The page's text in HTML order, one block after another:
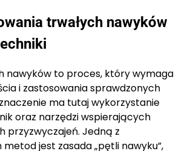
trwałych nawyków
nawyków to proces, który wymaga
i zastosowania sprawdzonych
ma tutaj wykorzystanie
oraz narzędzi wspierających
przyzwyczajeń. Jedną z
jest zasada „pętli nawyku”,